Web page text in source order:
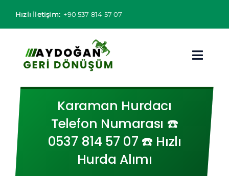
Hızlı İletişim: +90 537 814 57 07
Hurdacı
Hurda Fiyatları
Hizmet Bölgeleri
Karaman Hurdacı
Telefon Numarası ☎️
0537 814 57 07 ☎️ Hızlı
Hurda Alımı